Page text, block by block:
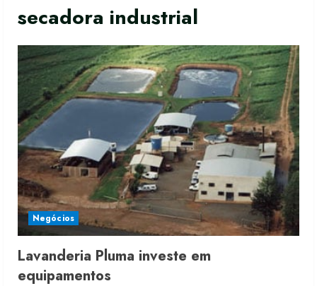
secadora industrial
Negócios
Lavanderia Pluma investe em
equipamentos